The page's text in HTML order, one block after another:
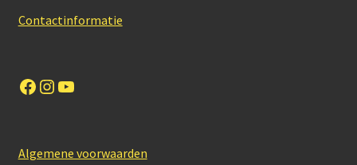
Contactinformatie
Facebook
Instagram
YouTube
Algemene voorwaarden